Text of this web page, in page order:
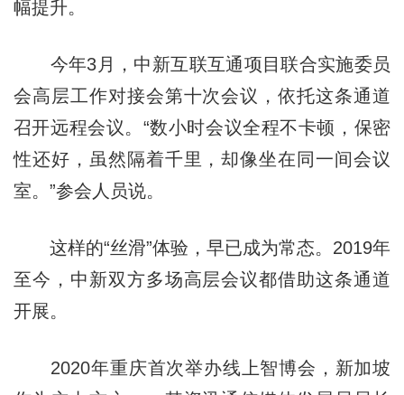
幅提升。
今年3月，中新互联互通项目联合实施委员
会高层工作对接会第十次会议，依托这条通道
召开远程会议。“数小时会议全程不卡顿，保密
性还好，虽然隔着千里，却像坐在同一间会议
室。”参会人员说。
这样的“丝滑”体验，早已成为常态。2019年
至今，中新双方多场高层会议都借助这条通道
开展。
2020年重庆首次举办线上智博会，新加坡